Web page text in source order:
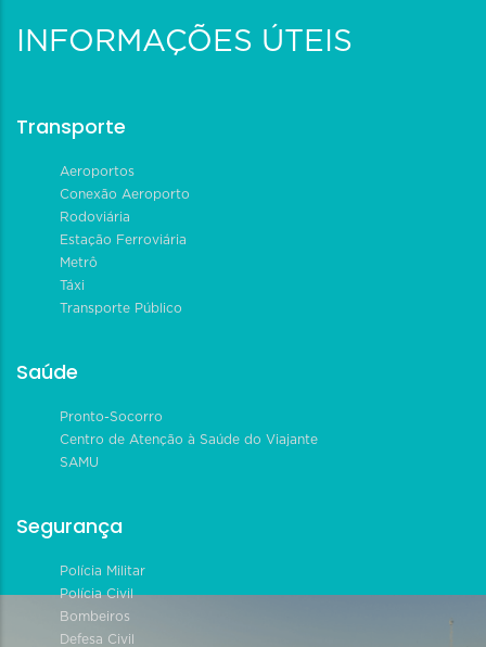
INFORMAÇÕES ÚTEIS
Transporte
Aeroportos
Conexão Aeroporto
Rodoviária
Estação Ferroviária
Metrô
Táxi
Transporte Público
Saúde
Pronto-Socorro
Centro de Atenção à Saúde do Viajante
SAMU
Segurança
Polícia Militar
Polícia Civil
Bombeiros
Defesa Civil